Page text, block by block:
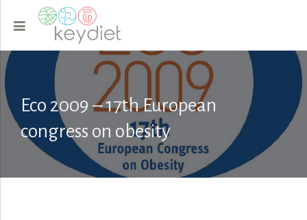
Eco 2009 – 17th European
congress on obesity